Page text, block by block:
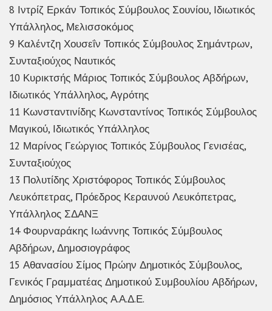
8 Ιντρίζ Ερκάν Τοπικός Σύμβουλος Σουνίου, Ιδιωτικός
Υπάλληλος, Μελισσοκόμος
9 Καλέντζη Χουσεΐν Τοπικός Σύμβουλος Σημάντρων,
Συνταξιούχος Ναυτικός
10 Κυρικτσής Μάριος Τοπικός Σύμβουλος Αβδήρων,
Ιδιωτικός Υπάλληλος, Αγρότης
11 Κωνσταντινίδης Κωνσταντίνος Τοπικός Σύμβουλος
Μαγικού, Ιδιωτικός Υπάλληλος
12 Μαρίνος Γεώργιος Τοπικός Σύμβουλος Γενισέας,
Συνταξιούχος
13 Πολυτίδης Χριστόφορος Τοπικός Σύμβουλος
Λευκόπετρας, Πρόεδρος Κεραυνού Λευκόπετρας,
Υπάλληλος ΣΔΑΝΞ
14 Φουρναράκης Ιωάννης Τοπικός Σύμβουλος
Αβδήρων, Δημοσιογράφος
15 Αθανασίου Σίμος Πρώην Δημοτικός Σύμβουλος,
Γενικός Γραμματέας Δημοτικού Συμβουλίου Αβδήρων,
Δημόσιος Υπάλληλος Α.Α.Δ.Ε.